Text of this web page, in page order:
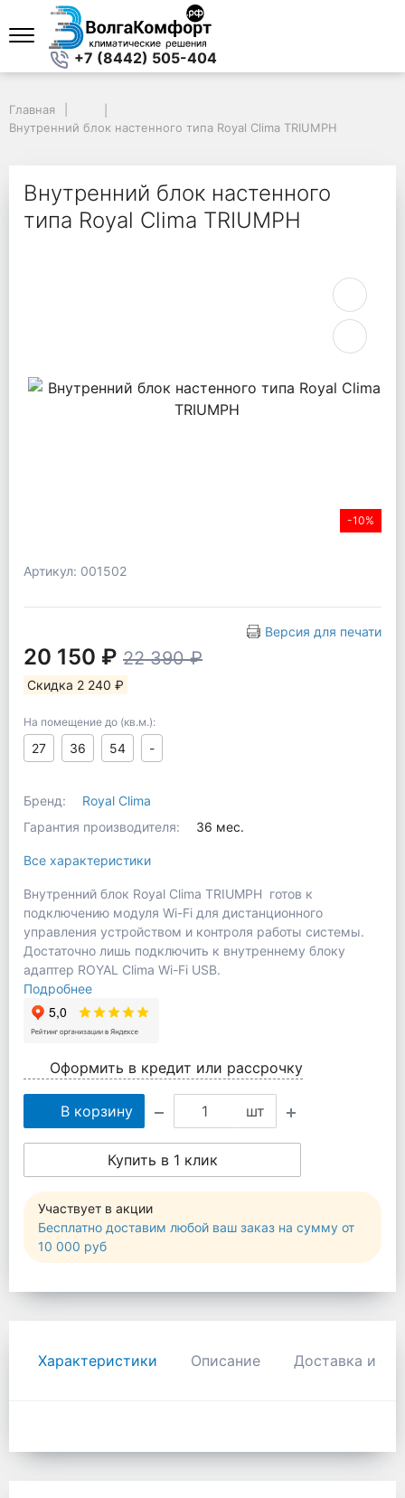
+7 (8442) 505-404
Внутренний блок настенного типа Royal Clima TRIUMPH
Главная
Внутренний блок настенного типа Royal Clima TRIUMPH
Внутренний блок настенного
типа Royal Clima TRIUMPH
-10%
Артикул: 001502
Версия для печати
20 150 ₽ 22 390 ₽
Скидка 2 240 ₽
На помещение до (кв.м.):
27 36 54 -
Бренд:
Royal Clima
Гарантия производителя:
36 мес.
Все характеристики
Внутренний блок Royal Clima TRIUMPH готов к
подключению модуля Wi-Fi для дистанционного
управления устройством и контроля работы системы.
Достаточно лишь подключить к внутреннему блоку
адаптер ROYAL Clima Wi-Fi USB.
Подробнее
Оформить в кредит или рассрочку
В корзину шт
Купить в 1 клик
Участвует в акции
Бесплатно доставим любой ваш заказ на сумму от
10 000 руб
Характеристики Описание Доставка и